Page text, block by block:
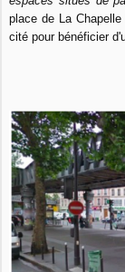
place de La
cité pour bénéficier